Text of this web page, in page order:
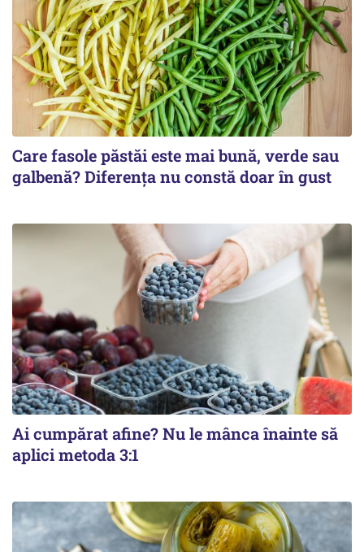
Care fasole păstăi este mai bună, verde sau
galbenă? Diferența nu constă doar în gust
Ai cumpărat afine? Nu le mânca înainte să
aplici metoda 3:1